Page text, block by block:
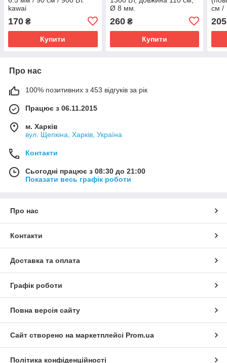
kawai
170 ₴
Купити
Ø 8 мм.
260₴
Купити
см /
205
Про нас
100% позитивних з 453 відгуків за рік
Працює з 06.11.2015
м. Харків
вул. Щепкіна, Харків, Україна
Контакти
Сьогодні працює з 08:30 до 21:00
Показати весь графік роботи
Про нас
Контакти
Доставка та оплата
Графік роботи
Повна версія сайту
Сайт створено на маркетплейсі Prom.ua
Політика конфіденційності